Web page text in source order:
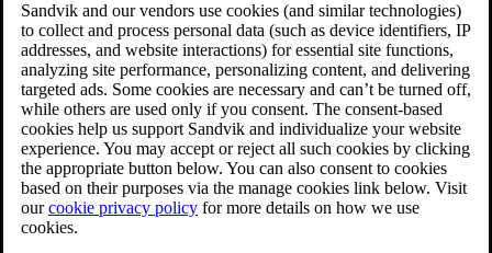
Sandvik and our vendors use cookies (and similar technologies)
to collect and process personal data (such as device identifiers, IP
addresses, and website interactions) for essential site functions,
analyzing site performance, personalizing content, and delivering
targeted ads. Some cookies are necessary and can’t be turned off,
while others are used only if you consent. The consent-based
cookies help us support Sandvik and individualize your website
experience. You may accept or reject all such cookies by clicking
the appropriate button below. You can also consent to cookies
based on their purposes via the manage cookies link below. Visit
ourcookie privacy policy for more details on how we use
cookies.